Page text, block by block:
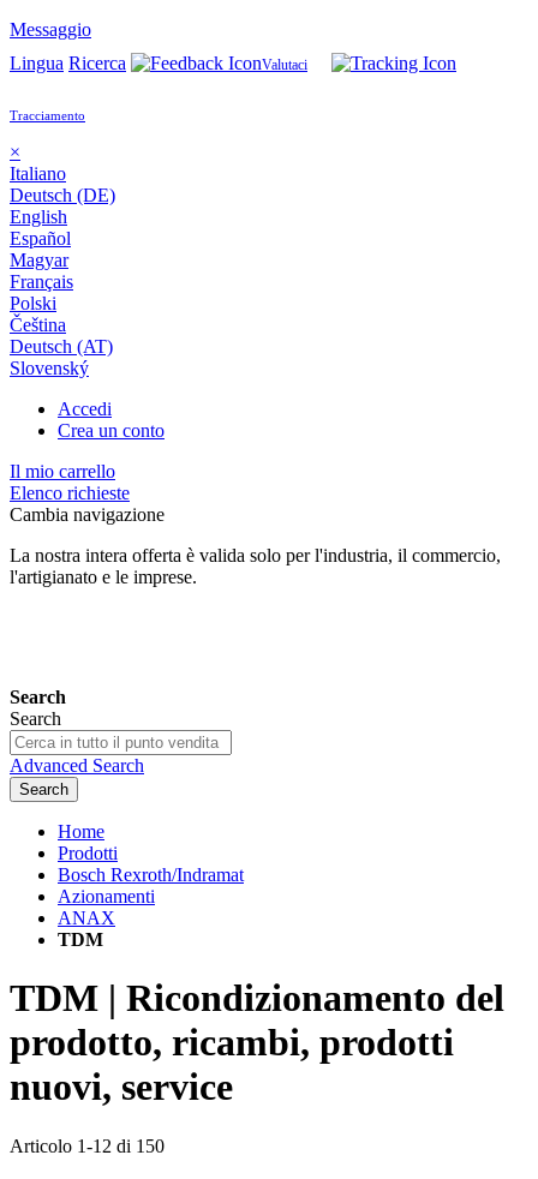
Messaggio
Lingua Ricerca Valutaci
Tracciamento
×
Italiano
Deutsch (DE)
English
Español
Magyar
Français
Polski
Čeština
Deutsch (AT)
Slovenský
Accedi
Crea un conto
Il mio carrello
Elenco richieste
Cambia navigazione
La nostra intera offerta è valida solo per l'industria, il commercio,
l'artigianato e le imprese.
Search
Search
Advanced Search
Search
Home
Prodotti
Bosch Rexroth/Indramat
Azionamenti
ANAX
TDM
TDM | Ricondizionamento del
prodotto, ricambi, prodotti
nuovi, service
Articolo 1-12 di 150